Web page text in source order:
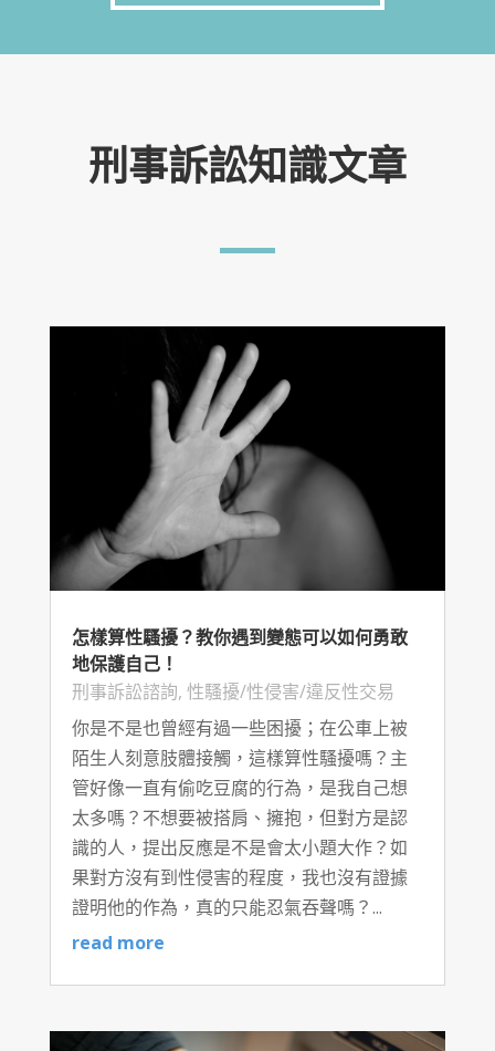
刑事訴訟知識文章
怎樣算性騷擾？教你遇到變態可以如何勇敢
地保護自己！
刑事訴訟諮詢, 性騷擾/性侵害/違反性交易
你是不是也曾經有過一些困擾；在公車上被
陌生人刻意肢體接觸，這樣算性騷擾嗎？主
管好像一直有偷吃豆腐的行為，是我自己想
太多嗎？不想要被搭肩、擁抱，但對方是認
識的人，提出反應是不是會太小題大作？如
果對方沒有到性侵害的程度，我也沒有證據
證明他的作為，真的只能忍氣吞聲嗎？...
read more